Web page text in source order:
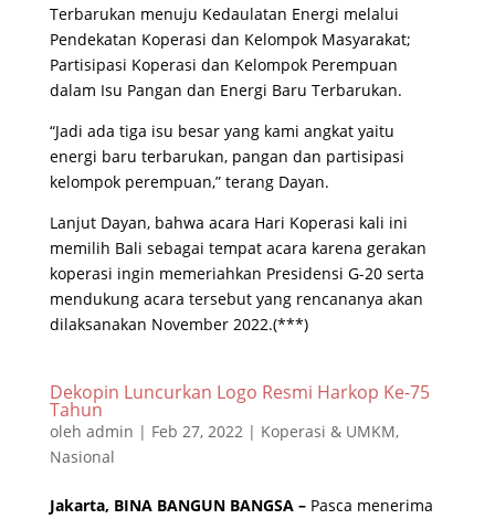
Terbarukan menuju Kedaulatan Energi melalui
Pendekatan Koperasi dan Kelompok Masyarakat;
Partisipasi Koperasi dan Kelompok Perempuan
dalam Isu Pangan dan Energi Baru Terbarukan.
“Jadi ada tiga isu besar yang kami angkat yaitu
energi baru terbarukan, pangan dan partisipasi
kelompok perempuan,” terang Dayan.
Lanjut Dayan, bahwa acara Hari Koperasi kali ini
memilih Bali sebagai tempat acara karena gerakan
koperasi ingin memeriahkan Presidensi G-20 serta
mendukung acara tersebut yang rencananya akan
dilaksanakan November 2022.(***)
Dekopin Luncurkan Logo Resmi Harkop Ke-75
Tahun
oleh admin | Feb 27, 2022| Koperasi & UMKM,
Nasional
Jakarta, BINA BANGUN BANGSA – Pasca menerima